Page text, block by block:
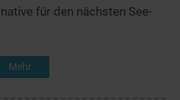
für den nächsten See-
Mehr